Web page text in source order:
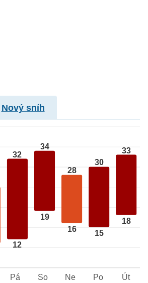
Nový sníh
32
12
34
19
28
16
30
15
33
18
Pá So Ne Po Út